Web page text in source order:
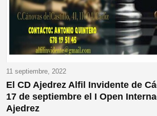
11 septiembre, 2022
El CD Ajedrez Alfil Invidente de
17 de septiembre el I Open
Ajedrez